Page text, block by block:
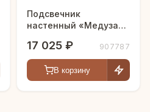
Подсвечник
настенный «Медуза
17 025 ₽ 907787
В корзину